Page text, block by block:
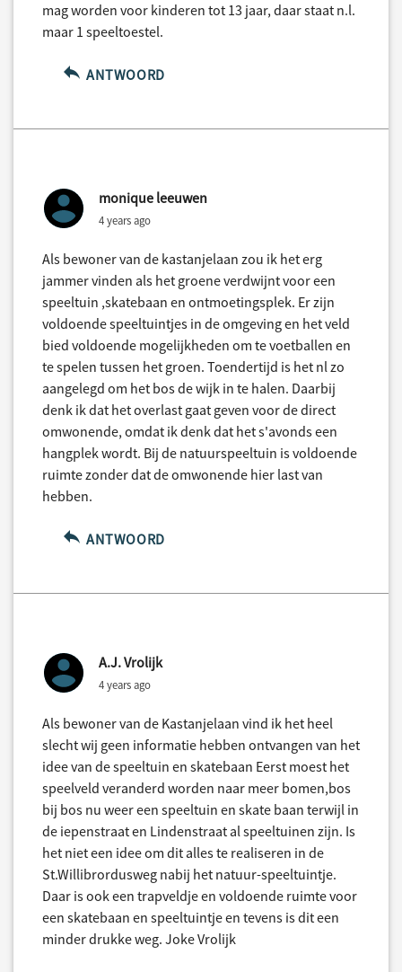
mag worden voor kinderen tot 13 jaar, daar staat n.l.
maar 1 speeltoestel.
ANTWOORD
monique leeuwen
4 years ago
Als bewoner van de kastanjelaan zou ik het erg
jammer vinden als het groene verdwijnt voor een
speeltuin ,skatebaan en ontmoetingsplek. Er zijn
voldoende speeltuintjes in de omgeving en het veld
bied voldoende mogelijkheden om te voetballen en
te spelen tussen het groen. Toendertijd is het nl zo
aangelegd om het bos de wijk in te halen. Daarbij
denk ik dat het overlast gaat geven voor de direct
omwonende, omdat ik denk dat het s'avonds een
hangplek wordt. Bij de natuurspeeltuin is voldoende
ruimte zonder dat de omwonende hier last van
hebben.
ANTWOORD
A.J. Vrolijk
4 years ago
Als bewoner van de Kastanjelaan vind ik het heel
slecht wij geen informatie hebben ontvangen van het
idee van de speeltuin en skatebaan Eerst moest het
speelveld veranderd worden naar meer bomen,bos
bij bos nu weer een speeltuin en skate baan terwijl in
de iepenstraat en Lindenstraat al speeltuinen zijn. Is
het niet een idee om dit alles te realiseren in de
St.Willibrordusweg nabij het natuur-speeltuintje.
Daar is ook een trapveldje en voldoende ruimte voor
een skatebaan en speeltuintje en tevens is dit een
minder drukke weg. Joke Vrolijk